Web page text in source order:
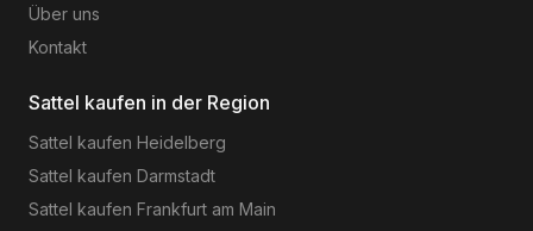
Über uns
Kontakt
Sattel kaufen in der Region
Sattel kaufen Heidelberg
Sattel kaufen Darmstadt
Sattel kaufen Frankfurt am Main